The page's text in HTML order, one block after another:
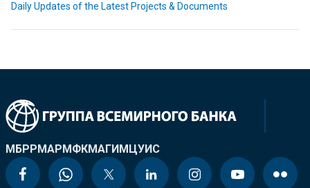
Daily Updates of the Latest Projects & Documents
МБРРМАРМФКМАГИМЦУИС